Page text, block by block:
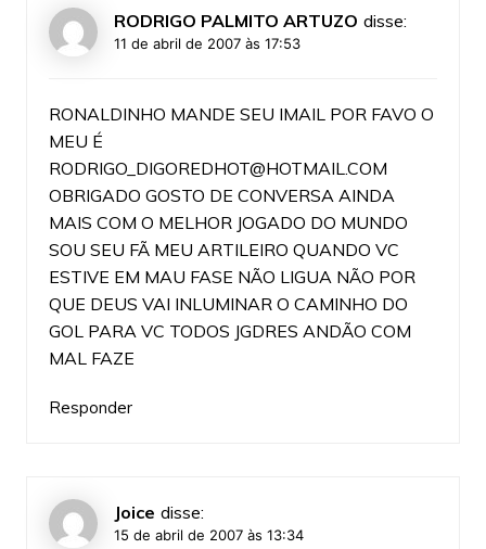
RODRIGO PALMITO ARTUZO disse:
11 de abril de 2007 às 17:53
RONALDINHO MANDE SEU IMAIL POR FAVO O
MEU É
RODRIGO_DIGOREDHOT@HOTMAIL.COM
OBRIGADO GOSTO DE CONVERSA AINDA
MAIS COM O MELHOR JOGADO DO MUNDO
SOU SEU FÃ MEU ARTILEIRO QUANDO VC
ESTIVE EM MAU FASE NÃO LIGUA NÃO POR
QUE DEUS VAI INLUMINAR O CAMINHO DO
GOL PARA VC TODOS JGDRES ANDÃO COM
MAL FAZE
Responder
Joice disse:
15 de abril de 2007 às 13:34